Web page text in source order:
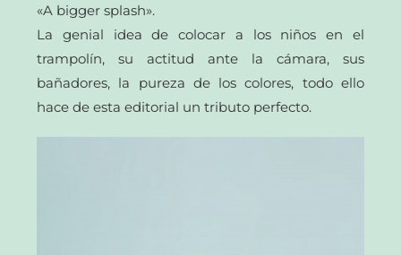
«A bigger splash».
La genial idea de colocar a los niños en el
trampolín, su actitud ante la cámara, sus
bañadores, la pureza de los colores, todo ello
hace de esta editorial un tributo perfecto.